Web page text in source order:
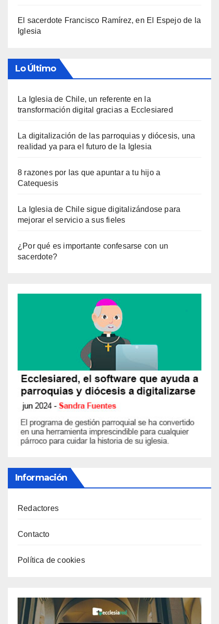
El sacerdote Francisco Ramírez, en El Espejo de la
Iglesia
Lo Último
La Iglesia de Chile, un referente en la
transformación digital gracias a Ecclesiared
La digitalización de las parroquias y diócesis, una
realidad ya para el futuro de la Iglesia
8 razones por las que apuntar a tu hijo a
Catequesis
La Iglesia de Chile sigue digitalizándose para
mejorar el servicio a sus fieles
¿Por qué es importante confesarse con un
sacerdote?
Información
Redactores
Contacto
Política de cookies